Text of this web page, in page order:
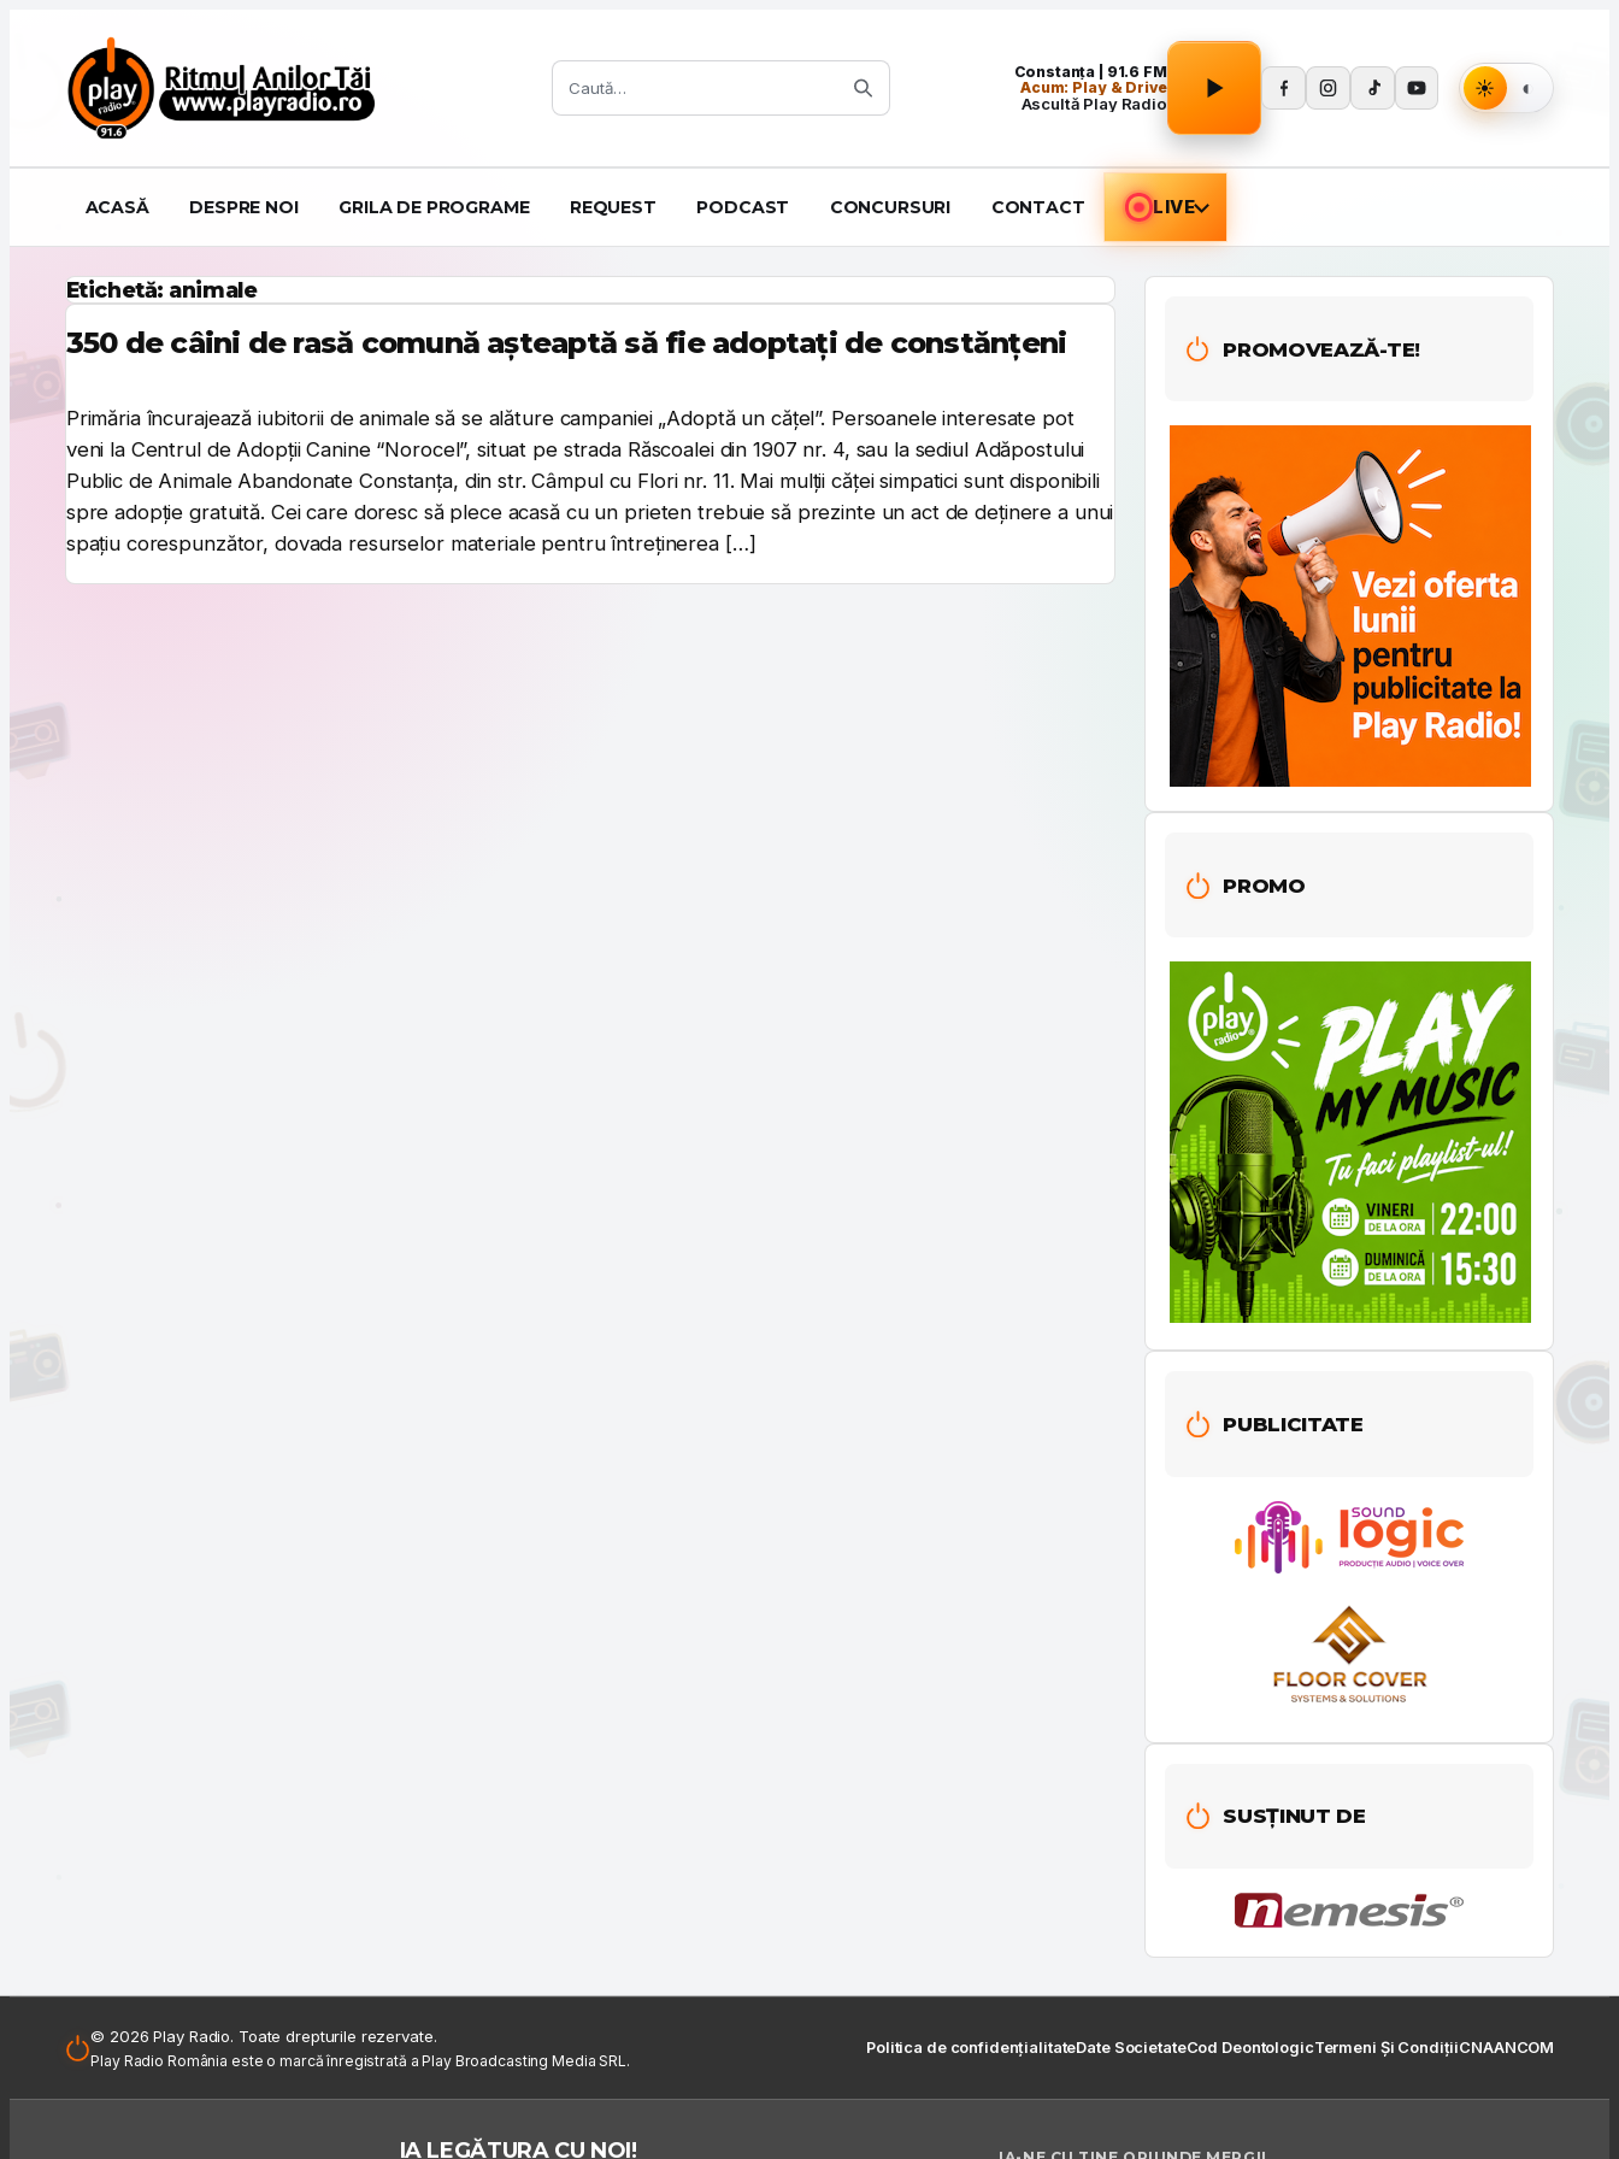
Caută:
Constanța | 91.6 FM
Acum: Play & Drive
Ascultă Play Radio
Apasă Play pentru a porni redarea.
ACASĂ DESPRE NOI GRILA DE PROGRAME REQUEST PODCAST CONCURSURI CONTACT LIVE
Etichetă: animale
350 de câini de rasă comună așteaptă să fie adoptați de constănțeni
Primăria încurajează iubitorii de animale să se alăture campaniei „Adoptă un cățel”. Persoanele interesate pot
veni la Centrul de Adopții Canine “Norocel”, situat pe strada Răscoalei din 1907 nr. 4, sau la sediul Adăpostului
Public de Animale Abandonate Constanța, din str. Câmpul cu Flori nr. 11. Mai mulții căței simpatici sunt disponibili
spre adopție gratuită. Cei care doresc să plece acasă cu un prieten trebuie să prezinte un act de deținere a unui
spațiu corespunzător, dovada resurselor materiale pentru întreținerea […]
PROMOVEAZĂ-TE!
PROMO
PUBLICITATE
SUSȚINUT DE
© 2026 Play Radio. Toate drepturile rezervate.
Play Radio România este o marcă înregistrată a Play Broadcasting Media SRL.
Politica de confidențialitateDate SocietateCod DeontologicTermeni Și CondițiiCNAANCOM
IA LEGĂTURA CU NOI!